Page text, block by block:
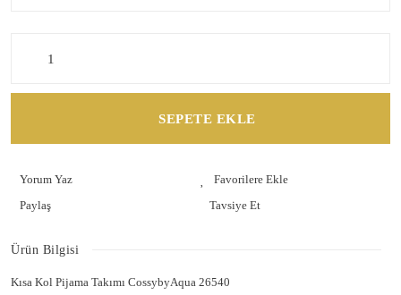
SEPETE EKLE
Yorum Yaz
Paylaş
Tavsiye Et
Ürün Bilgisi
Kısa Kol Pijama Takımı CossybyAqua 26540